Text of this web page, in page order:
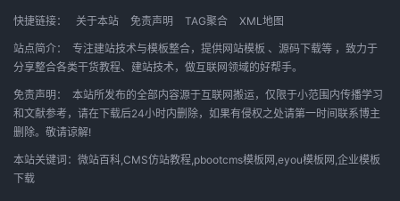
快捷链接： 关于本站 免责声明 TAG聚合 XML地图
站点简介： 专注建站技术与模板整合，提供网站模板 、 源码下载等 ，致力于
分享整合各类干货教程、建站技术，做互联网领域的好帮手。
免责声明：
本站所发布的全部内容源于互联网搬运，仅限于小范围内传播学习
和文献参考，请在下载后24小时内删除，如果有侵权之处请第一时间联系博主
删除。敬请谅解!
本站关键词：微站百科,CMS仿站教程,pbootcms模板网,eyou模板网,企业模板
下载